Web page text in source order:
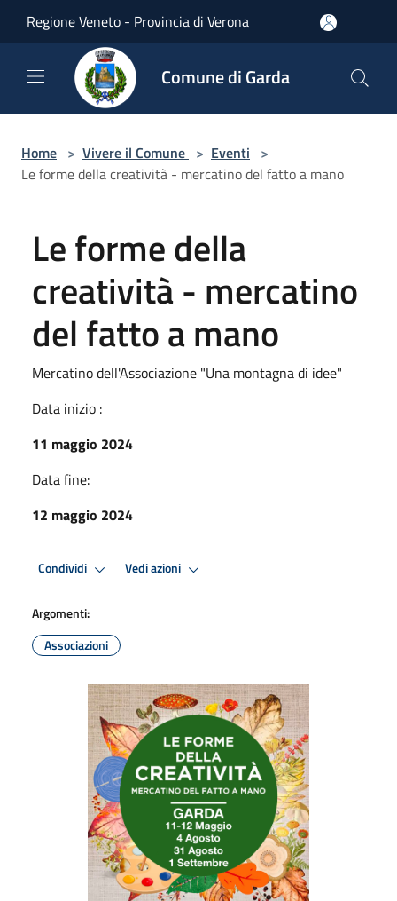
Regione Veneto - Provincia di Verona
Comune di Garda
Home > Vivere il Comune > Eventi >
Le forme della creatività - mercatino del fatto a mano
Le forme della
creatività - mercatino
del fatto a mano
Mercatino dell'Associazione "Una montagna di idee"
Data inizio :
11 maggio 2024
Data fine:
12 maggio 2024
Condividi Vedi azioni
Argomenti:
Associazioni